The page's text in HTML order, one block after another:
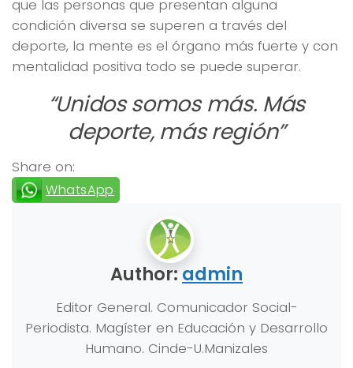
que las personas que presentan alguna
condición diversa se superen a través del
deporte, la mente es el órgano más fuerte y con
mentalidad positiva todo se puede superar.
“Unidos somos más. Más
deporte, más región”
Share on:
WhatsApp
Author:admin
Editor General. Comunicador Social-
Periodista. Magíster en Educación y Desarrollo
Humano. Cinde-U.Manizales